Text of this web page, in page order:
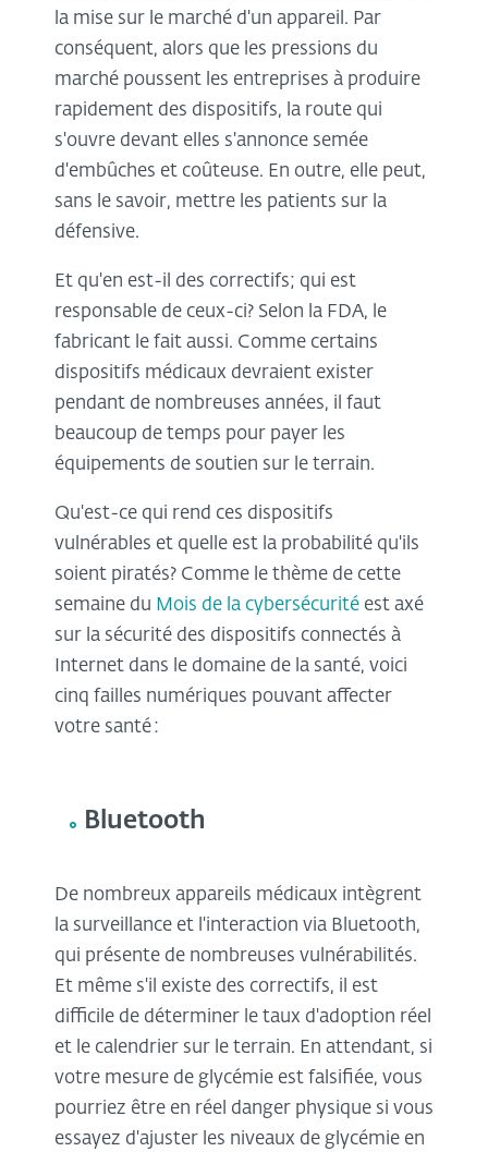
la mise sur le marché d'un appareil. Par
conséquent, alors que les pressions du
marché poussent les entreprises à produire
rapidement des dispositifs, la route qui
s'ouvre devant elles s'annonce semée
d'embûches et coûteuse. En outre, elle peut,
sans le savoir, mettre les patients sur la
défensive.
Et qu'en est-il des correctifs; qui est
responsable de ceux-ci? Selon la FDA, le
fabricant le fait aussi. Comme certains
dispositifs médicaux devraient exister
pendant de nombreuses années, il faut
beaucoup de temps pour payer les
équipements de soutien sur le terrain.
Qu'est-ce qui rend ces dispositifs
vulnérables et quelle est la probabilité qu'ils
soient piratés? Comme le thème de cette
semaine du Mois de la cybersécurité est axé
sur la sécurité des dispositifs connectés à
Internet dans le domaine de la santé, voici
cinq failles numériques pouvant affecter
votre santé :
Bluetooth
De nombreux appareils médicaux intègrent
la surveillance et l'interaction via Bluetooth,
qui présente de nombreuses vulnérabilités.
Et même s'il existe des correctifs, il est
difficile de déterminer le taux d'adoption réel
et le calendrier sur le terrain. En attendant, si
votre mesure de glycémie est falsifiée, vous
pourriez être en réel danger physique si vous
essayez d'ajuster les niveaux de glycémie en